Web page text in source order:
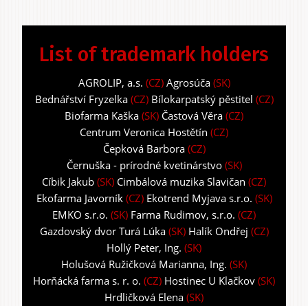
List of trademark holders
AGROLIP, a.s. (CZ) Agrosúča(SK)
Bednářství Fryzelka(CZ) Bílokarpatský pěstitel (CZ)
Biofarma Kaška (SK) Častová Věra (CZ)
Centrum Veronica Hostětín (CZ)
Čepková Barbora(CZ)
Černuška - prírodné kvetinárstvo(SK)
Cíbik Jakub (SK) Cimbálová muzika Slavičan (CZ)
Ekofarma Javorník(CZ) Ekotrend Myjava s.r.o. (SK)
EMKO s.r.o. (SK) Farma Rudimov, s.r.o. (CZ)
Gazdovský dvor Turá Lúka(SK) Halík Ondřej (CZ)
Hollý Peter, Ing. (SK)
Holušová Ružičková Marianna, Ing. (SK)
Horňácká farma s. r. o. (CZ) Hostinec U Klačkov (SK)
Hrdličková Elena (SK)